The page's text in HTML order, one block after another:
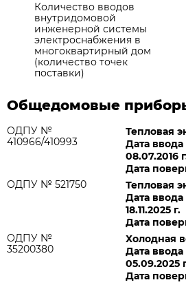
Количество вводов
внутридомовой
инженерной системы
электроснабжения в
многоквартирный дом
(количество точек
поставки)
Общедомовые
ОДПУ №
410966/410993
Тепловая
Дата
08.07.2016
Дата
ОДПУ № 521750
Тепловая
Дата
18.11.2025 г.
Дата
ОДПУ №
35200380
Холодная
Дата
05.09.2025
Дата